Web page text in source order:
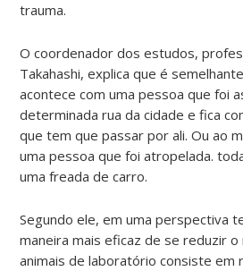
trauma.
O coordenador dos estudos,
Takahashi, explica que é
acontece com uma pessoa que foi
determinada rua da cidade e fica
que tem que passar por ali. Ou ao
uma pessoa que foi atropelada.
uma freada de carro.
Segundo ele, em uma perspectiva
maneira mais eficaz de se reduzir o
animais de laboratório consiste em